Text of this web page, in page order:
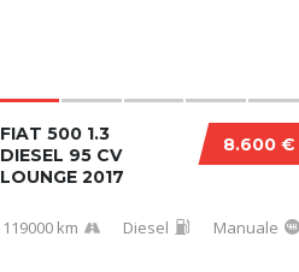
8.600 €
FIAT 500 1.3
DIESEL 95 CV
LOUNGE 2017
119000 km Diesel Manuale